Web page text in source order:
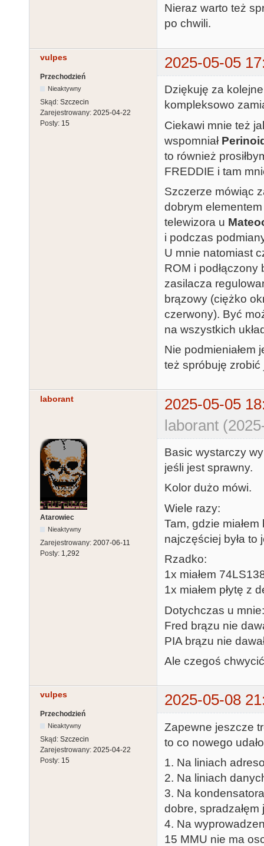
Nieraz warto też
po chwili.
vulpes 2025-05-05
Przechodzień
Nieaktywny
Skąd: Szczecin
Zarejestrowany: 2025-04-22
Posty: 15
Dziękuję za
kompleksowo
Ciekawi mnie też
wspomniał
to również
FREDDIE i tam
Szczerze mówiąc
dobrym
telewizora u
i podczas
U mnie natomiast
ROM i podłączony
zasilacza
brązowy (ciężko
czerwony). Być
na wszystkich
Nie podmieniałem
też spróbuję
laborant
2025-05-05
laborant
Atarowiec
Nieaktywny
Zarejestrowany: 2007-06-11
Posty: 1,292
Basic wystarczy
jeśli jest sprawny.
Kolor dużo mówi.
Wiele razy:
Tam, gdzie
najczęściej była to
Rzadko:
1x miałem
1x miałem płytę z
Dotychczas u mnie:
Fred brązu nie
PIA brązu nie
Ale czegoś
vulpes 2025-05-08
Przechodzień
Nieaktywny
Skąd: Szczecin
Zarejestrowany: 2025-04-22
Posty: 15
Zapewne jeszcze
to co nowego
1. Na liniach
2. Na liniach
3. Na
dobre,
4. Na
15 MMU nie ma